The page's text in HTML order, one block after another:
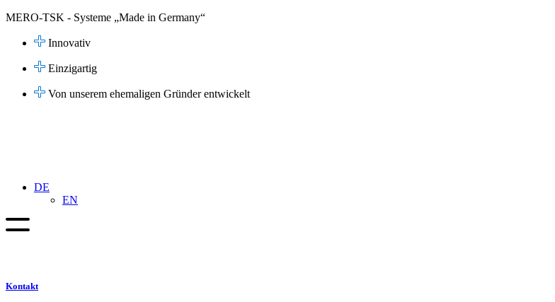
Zum
springen
MERO-TSK - Systeme „Made in Germany“
Innovativ
Einzigartig
Von unserem ehemaligen Gründer entwickelt
DE
EN
Kontakt